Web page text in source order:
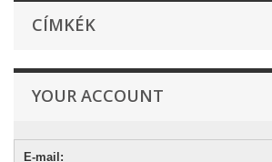
CÍMKÉK
YOUR ACCOUNT
E-mail: